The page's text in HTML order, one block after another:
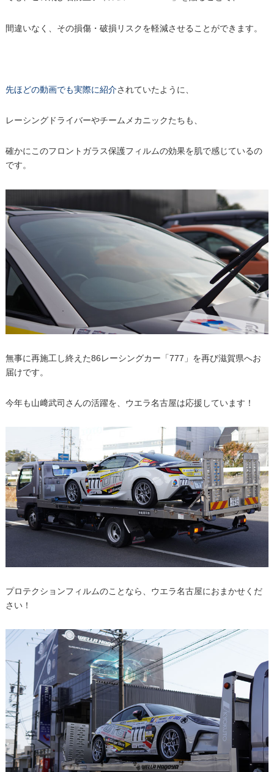
間違いなく、その損傷・破損リスクを軽減させることができます。
先ほどの動画でも実際に紹介されていたように、
レーシングドライバーやチームメカニックたちも、
確かにこのフロントガラス保護フィルムの効果を肌で感じているの
です。
無事に再施工し終えた86レーシングカー「777」を再び滋賀県へお
届けです。
今年も山﨑武司さんの活躍を、ウエラ名古屋は応援しています！
プロテクションフィルムのことなら、ウエラ名古屋におまかせくだ
さい！